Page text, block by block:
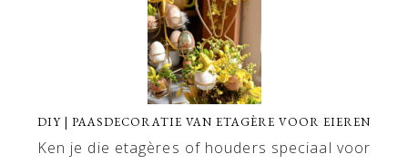
DIY | PAASDECORATIE VAN ETAGÈRE VOOR EIEREN
Ken je die etagères of houders speciaal voor